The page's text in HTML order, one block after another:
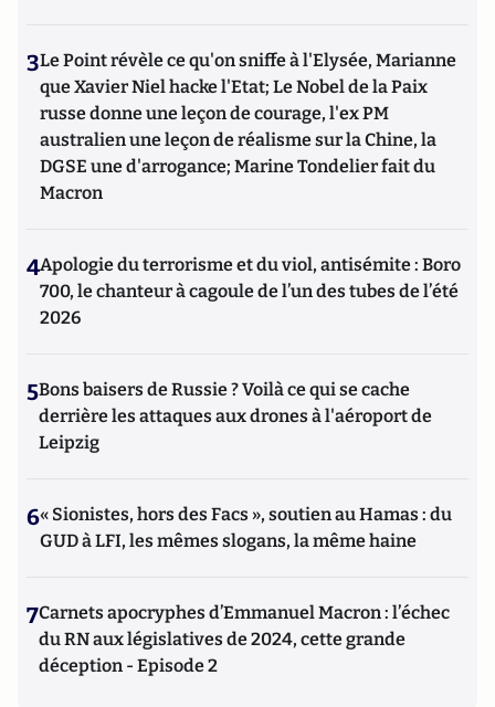
3Le Point révèle ce qu'on sniffe à l'Elysée, Marianne
que Xavier Niel hacke l'Etat; Le Nobel de la Paix
russe donne une leçon de courage, l'ex PM
australien une leçon de réalisme sur la Chine, la
DGSE une d'arrogance; Marine Tondelier fait du
Macron
4Apologie du terrorisme et du viol, antisémite : Boro
700, le chanteur à cagoule de l’un des tubes de l’été
2026
5Bons baisers de Russie ? Voilà ce qui se cache
derrière les attaques aux drones à l'aéroport de
Leipzig
6« Sionistes, hors des Facs », soutien au Hamas : du
GUD à LFI, les mêmes slogans, la même haine
7Carnets apocryphes d’Emmanuel Macron : l’échec
du RN aux législatives de 2024, cette grande
déception - Episode 2